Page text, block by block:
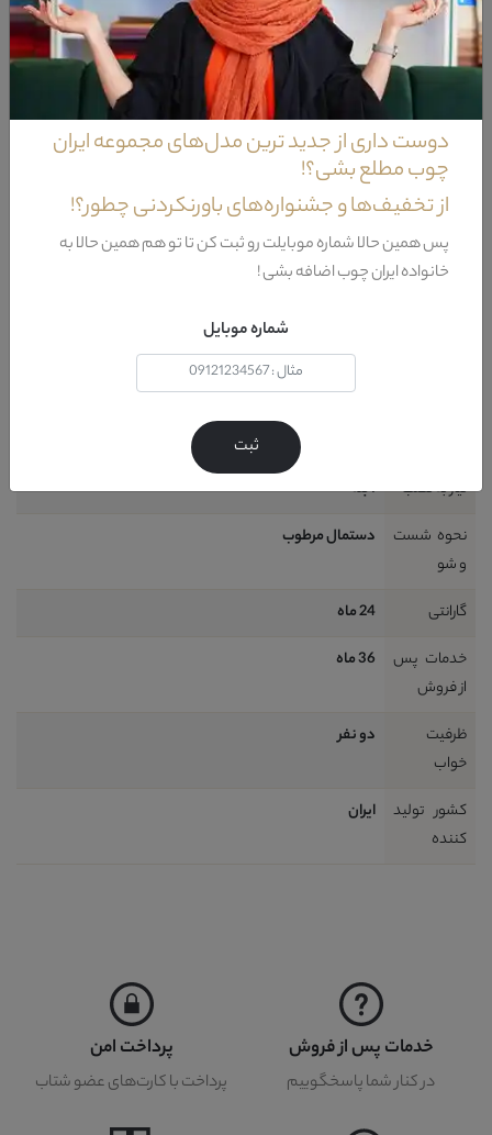
که توسط ریل های سه زمانه به بدنه ی اصلی این محصول متصل
گردیده.پایه های از جنس پلاستیک فشرده پاتختی سرویس خواب لاوینا این
قابلیت را فراهم می آورد تا اشیا باوزن بالا را با خیالی راحت بر روی این محصول
ویژگی‌های سرویس خواب لاوینا
مواد سازنده
ام دي اف
مدرن-کلاسيک
نیاز به نصب
: بله
نحوه شست
و شو
دستمال مرطوب
گارانتی
24 ماه
خدمات پس
از فروش
36 ماه
ظرفیت
خواب
دو نفر
کشور تولید
کننده
ايران
خدمات پس از فروش
در کنار شما پاسخگوییم
پرداخت امن
پرداخت با کارت‌های عضو شتاب
دوست داری از جدید ترین مدل‌های مجموعه ایران
چوب مطلع بشی؟!
از تخفیف‌ها و جشنواره‌های باورنکردنی چطور؟!
پس همین حالا شماره موبایلت رو ثبت کن تا تو هم همین حالا به
خانواده ایران چوب اضافه بشی !
شماره موبایل
ثبت